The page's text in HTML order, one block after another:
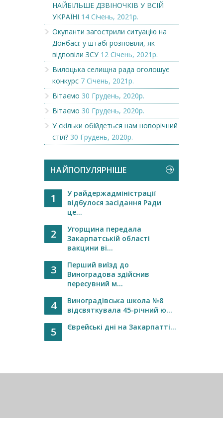
НАЙБІЛЬШЕ ДЗВІНОЧКІВ У ВСІЙ
УКРАЇНІ 14 Січень, 2021р.
Окупанти загострили ситуацію на
Донбасі: у штабі розповіли, як
відповіли ЗСУ 12 Січень, 2021р.
Вилоцька селищна рада оголошує
конкурс 7 Січень, 2021р.
Вітаємо 30 Грудень, 2020р.
Вітаємо 30 Грудень, 2020р.
У скільки обійдеться нам новорічний
стіл? 30 Грудень, 2020р.
НАЙПОПУЛЯРНІШЕ
1
У райдержадміністрації
відбулося засідання Ради
це...
2
Угорщина передала
Закарпатській області
вакцини ві...
3
Перший виїзд до
Виноградова здійснив
пересувний м...
4
Виноградівська школа №8
відсвяткувала 45-річний ю...
5 Єврейські дні на Закарпатті...